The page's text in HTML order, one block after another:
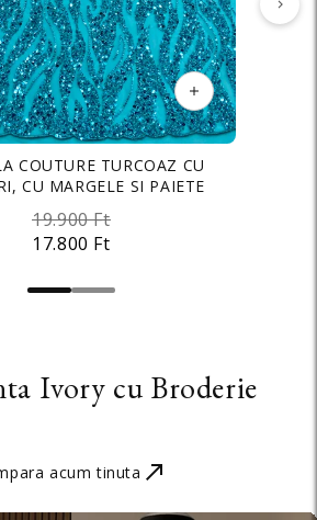
COUTURE TURCOAZ CU
CU MARGELE SI PAIETE
17.800 Ft
19.900 Ft
PREMIUM SIDEFATA
TURCOAZ
2.700 Ft
3.500 Ft
Ivory cu Broderie
acum tinuta